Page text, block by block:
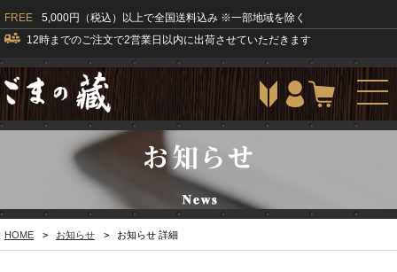
FREE 5,000円（税込）以上で全国送料込み ※一部地域を除く
12時までのご注文で2営業日以内に出荷させていただきます
HOME > お知らせ > お知らせ 詳細